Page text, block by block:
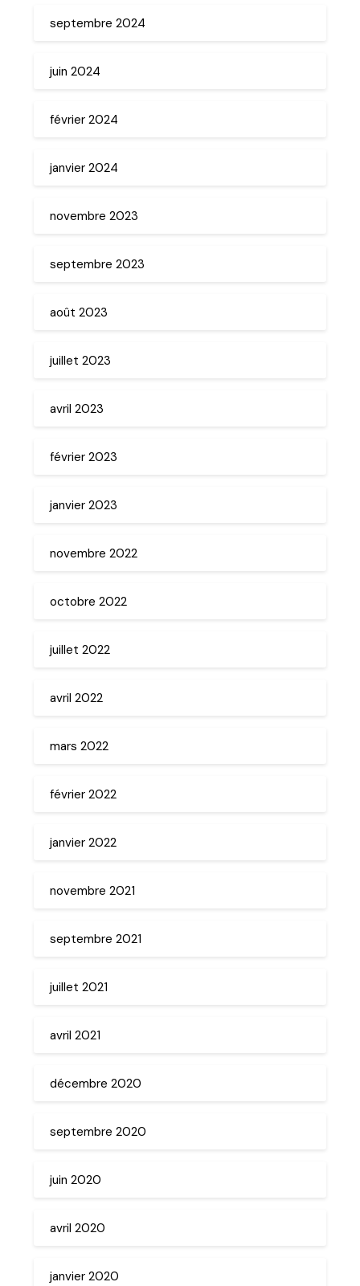
septembre 2024
juin 2024
février 2024
janvier 2024
novembre 2023
septembre 2023
août 2023
juillet 2023
avril 2023
février 2023
janvier 2023
novembre 2022
octobre 2022
juillet 2022
avril 2022
mars 2022
février 2022
janvier 2022
novembre 2021
septembre 2021
juillet 2021
avril 2021
décembre 2020
septembre 2020
juin 2020
avril 2020
janvier 2020